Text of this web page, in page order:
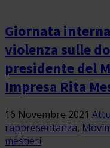
Giornata
violenza sulle
presidente del
Impresa Rita
16 Novembre 2021
rappresentanza,
mestieri